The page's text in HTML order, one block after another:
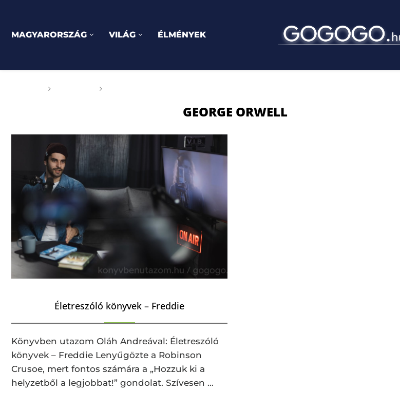
MAGYARORSZÁG VILÁG ÉLMÉNYEK
GEORGE ORWELL
Életreszóló könyvek – Freddie
Könyvben utazom Oláh Andreával: Életreszóló
könyvek – Freddie Lenyűgözte a Robinson
Crusoe, mert fontos számára a „Hozzuk ki a
helyzetből a legjobbat!” gondolat. Szívesen …